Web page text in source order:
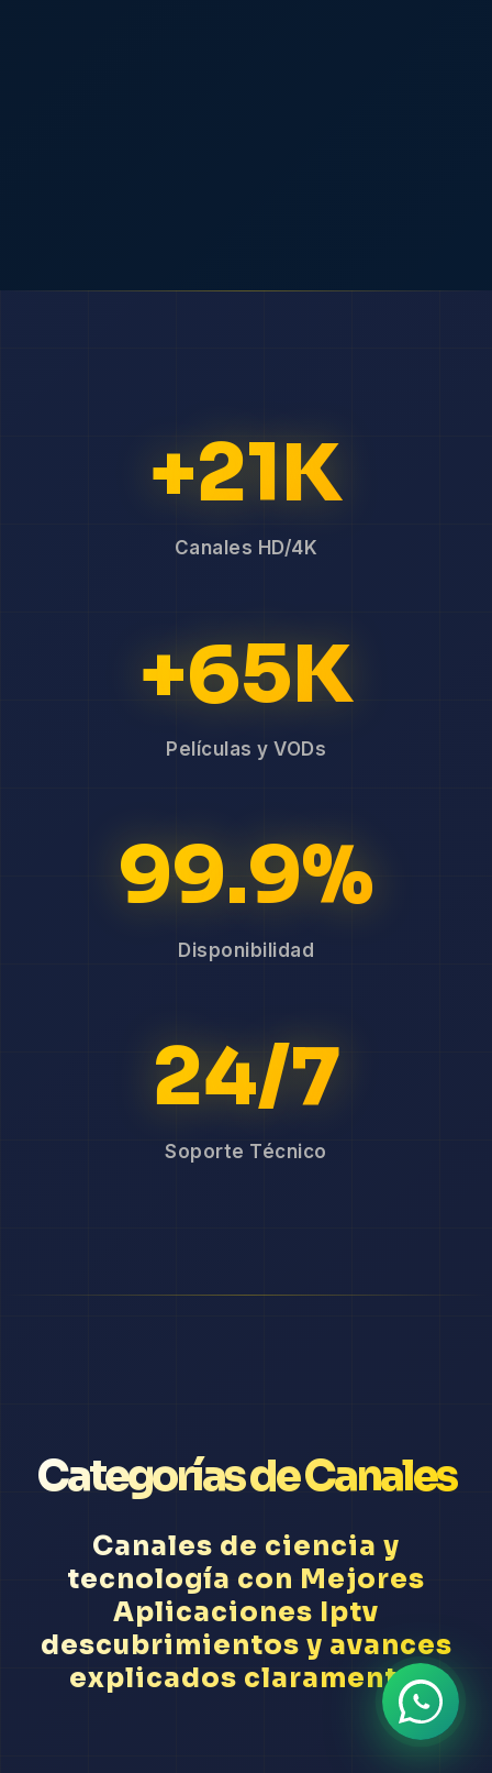
+21K
Canales HD/4K
+65K
Películas y VODs
99.9%
Disponibilidad
24/7
Soporte Técnico
Categorías de Canales
Canales de ciencia y
tecnología con Mejores
Aplicaciones Iptv
descubrimientos y avances
explicados claramente.